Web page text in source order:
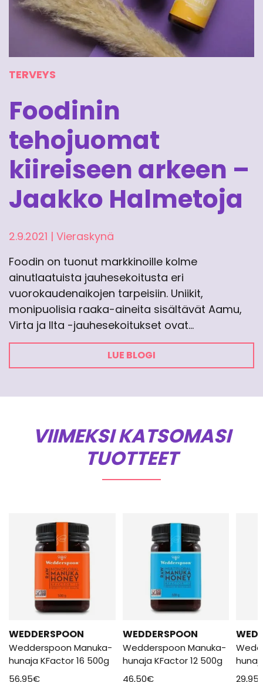
TERVEYS
Foodinin
tehojuomat
kiireiseen arkeen –
Jaakko Halmetoja
2.9.2021 | Vieraskynä
Foodin on tuonut markkinoille kolme
ainutlaatuista jauhesekoitusta eri
vuorokaudenaikojen tarpeisiin. Uniikit,
monipuolisia raaka-aineita sisältävät Aamu,
Virta ja Ilta -jauhesekoitukset ovat…
LUE BLOGI
VIIMEKSI KATSOMASI
TUOTTEET
WEDDERSPOON
Wedderspoon Manuka-
hunaja KFactor 16 500g
56,95€
WEDDERSPOON
Wedderspoon Manuka-
hunaja KFactor 12 500g
46,50€
29,95